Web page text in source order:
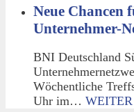
Neue Chancen
Unternehmer-
BNI Deutschland
Wöchentliche
Uhr im… WEITER